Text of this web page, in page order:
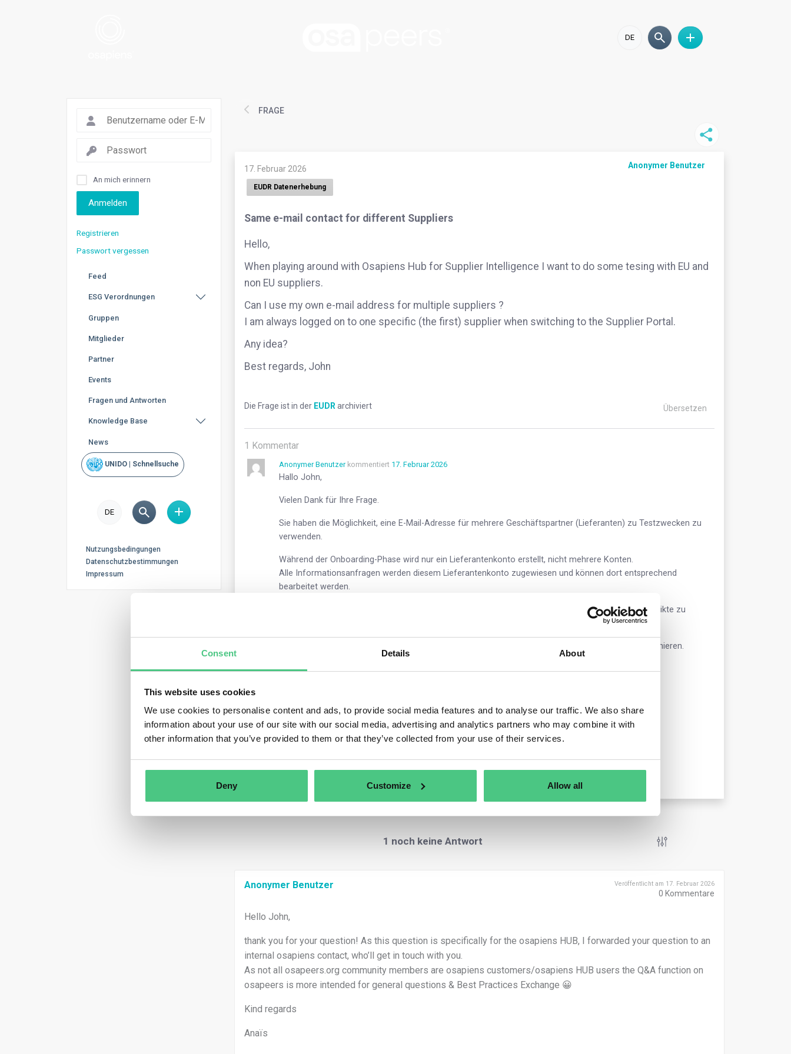
Consent Details About
This website uses cookies
We use cookies to personalise content and ads, to provide social media features and to analyse our traffic. We also share
information about your use of our site with our social media, advertising and analytics partners who may combine it with
other information that you’ve provided to them or that they’ve collected from your use of their services.
Deny Customize Allow all
DE
An mich erinnern
Anmelden
Registrieren
Passwort vergessen
Feed
ESG Verordnungen
Gruppen
Mitglieder
Partner
Events
Fragen und Antworten
Knowledge Base
News
UNIDO | Schnellsuche
DE
Nutzungsbedingungen
Datenschutzbestimmungen
Impressum
FRAGE
17. Februar 2026 Anonymer Benutzer
EUDR Datenerhebung
Same e-mail contact for different Suppliers
Hello,
When playing around with Osapiens Hub for Supplier Intelligence I want to do some tesing with EU and
non EU suppliers.
Can I use my own e-mail address for multiple suppliers ?
I am always logged on to one specific (the first) supplier when switching to the Supplier Portal.
Any idea?
Best regards, John
Die Frage ist in der EUDR archiviert Übersetzen
1 Kommentar
Anonymer Benutzer kommentiert 17. Februar 2026
Hallo John,
Vielen Dank für Ihre Frage.
Sie haben die Möglichkeit, eine E-Mail-Adresse für mehrere Geschäftspartner (Lieferanten) zu Testzwecken zu
verwenden.
Während der Onboarding-Phase wird nur ein Lieferantenkonto erstellt, nicht mehrere Konten.
Alle Informationsanfragen werden diesem Lieferantenkonto zugewiesen und können dort entsprechend
bearbeitet werden.
Zur Reproduktion von Tests empfehlen wir generell, Tests separat zu behandeln, um mögliche Konflikte zu
Für Ihren speziellen Testfall (EU- und Nicht-EU-Lieferanten) sollte dies jedoch ohne Konflikte funktionieren.
Alternativ können Sie auch nur EU-Lieferanten testen. Diese haben die Möglichkeit, sowohl mit DDS-
Wir hoffen, dass dies Ihre Frage beantwortet.
Mit freundlichen Grüßen
1 noch keine Antwort
Anonymer Benutzer Veröffentlicht am 17. Februar 2026
0 Kommentare
Hello John,
thank you for your question! As this question is specifically for the osapiens HUB, I forwarded your question to an
internal osapiens contact, who’ll get in touch with you.
As not all osapeers.org community members are osapiens customers/osapiens HUB users the Q&A function on
osapeers is more intended for general questions & Best Practices Exchange 😀
Kind regards
Anaïs